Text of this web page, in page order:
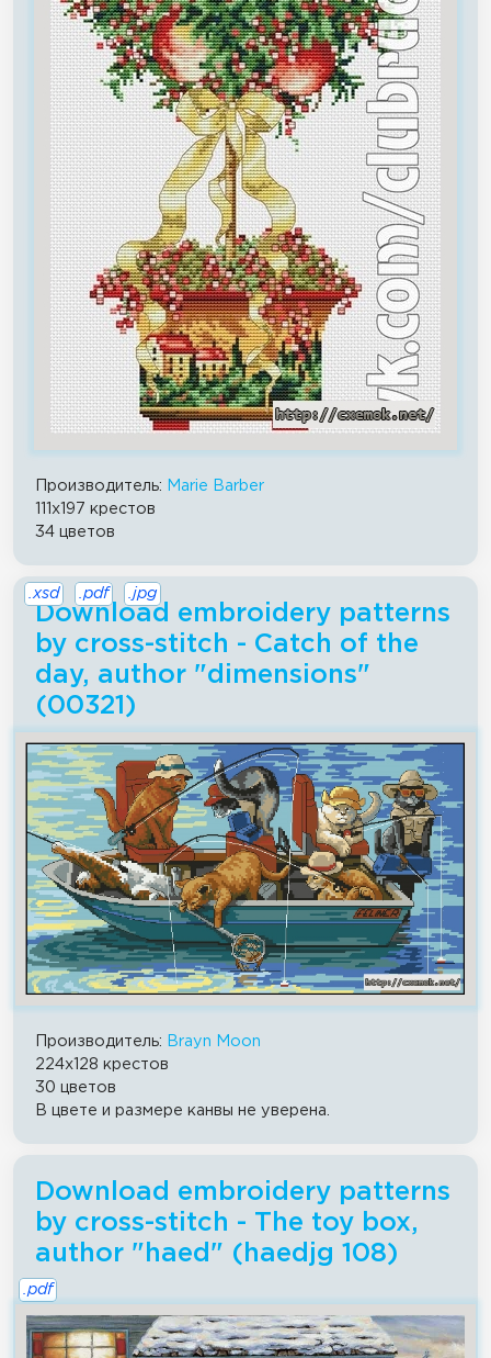
Производитель:
Marie Barber
111x197 крестов
34 цветов
Download embroidery patterns
by cross-stitch - Catch of the
day, author "dimensions"
(00321)
.xsd .pdf .jpg
Производитель:
Brayn Moon
224x128 крестов
30 цветов
В цвете и размере канвы не уверена.
Download embroidery patterns
by cross-stitch - The toy box,
author "haed" (haedjg 108)
.pdf